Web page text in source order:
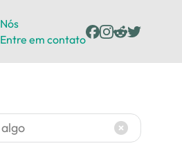
Nós
Entre em contato